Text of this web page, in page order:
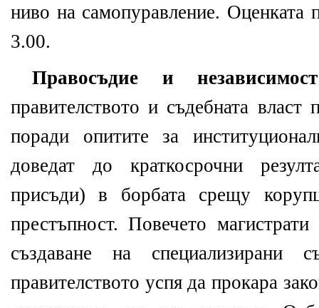
ниво на самопуравление. Оценката
3.00.
Правосъдие и
правителството и съдебната власт
поради опитите за
доведат до краткосрочни
присъди) в борбата срещу
престъпност. Повечето
създаване на специализирани
правителството успя да прокара